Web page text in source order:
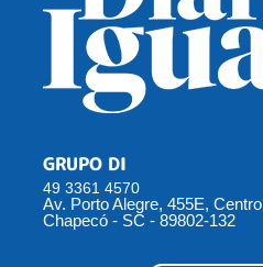
GRUPO DI
49 3361 4570
Av. Porto Alegre, 455E, Centro
Chapecó - SC - 89802-132